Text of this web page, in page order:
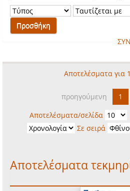
Αποτελέσματα για
προηγούμενη 1
Αποτελέσματα/σελίδα
Σε σειρά
Αποτελέσματα